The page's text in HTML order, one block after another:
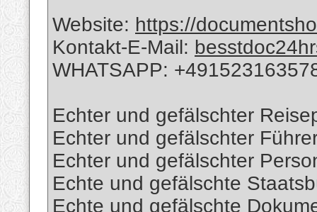
Website: https://
Kontakt-E-Mail:
WHATSAPP:
Echter und gefälschter
Echter und gefälschter
Echter und gefälschter
Echte und gefälschte
Echte und gefälschte